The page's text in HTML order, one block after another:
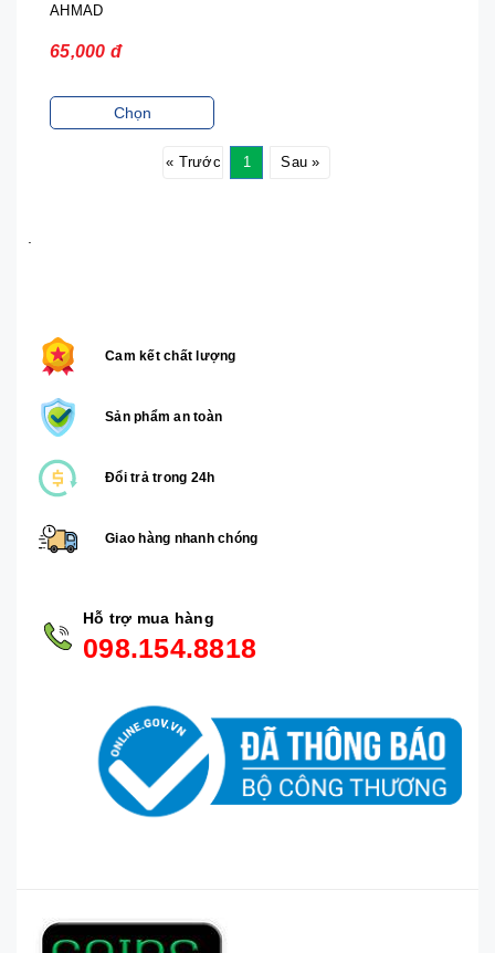
AHMAD
65,000 đ
Chọn
« Trước 1 Sau »
Cam kết chất lượng
Sản phẩm an toàn
Đổi trả trong 24h
Giao hàng nhanh chóng
Hỗ trợ mua hàng
098.154.8818